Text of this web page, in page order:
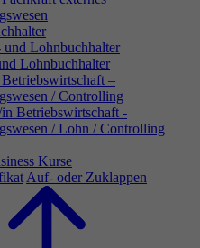
und Lohnbuchhalter
Lohnbuchhalter
–
/ Controlling
Betriebswirtschaft -
/ Lohn / Controlling
Kurse
Auf- oder Zuklappen